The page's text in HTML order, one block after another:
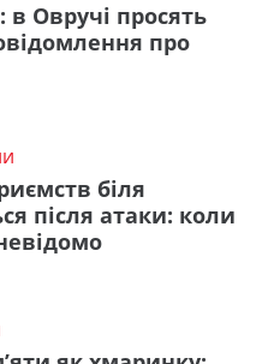
в Овручі просять
про
біля
після атаки: коли